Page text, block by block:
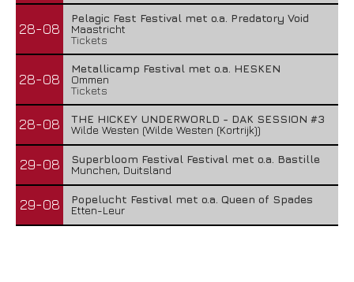
28-08
Pelagic Fest Festival met o.a. Predatory Void
Maastricht
Tickets
28-08
Metallicamp Festival met o.a. HESKEN
Ommen
Tickets
28-08
THE HICKEY UNDERWORLD - DAK SESSION #3
Wilde Westen (Wilde Westen (Kortrijk))
29-08
Superbloom Festival Festival met o.a. Bastille
Munchen, Duitsland
29-08
Popelucht Festival met o.a. Queen of Spades
Etten-Leur